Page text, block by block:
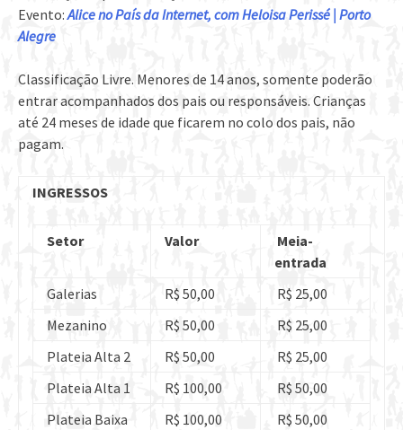
Evento: Alice no País da Internet, com Heloisa Perissé | Porto
Alegre
Classificação Livre. Menores de 14 anos, somente poderão
entrar acompanhados dos pais ou responsáveis. Crianças
até 24 meses de idade que ficarem no colo dos pais, não
pagam.
INGRESSOS
Setor Valor
Meia-
entrada
Galerias
R$ 50,00
R$ 25,00
Mezanino
R$ 50,00
R$ 25,00
Plateia Alta 2
R$ 50,00
R$ 25,00
Plateia Alta 1
R$ 100,00
R$ 50,00
Plateia Baixa
R$ 100,00
R$ 50,00